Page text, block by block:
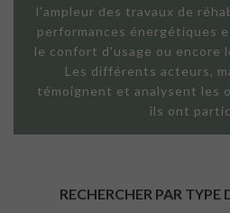
l'ampleur des travaux de
performances énergétiques
le confort d'usage ou encore
Les différents acteurs,
témoignent et analysent les
ils ont
RECHERCHER PAR